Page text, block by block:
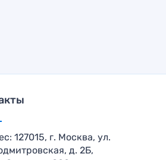
127015, г. Москва, ул.
д. 2Б,